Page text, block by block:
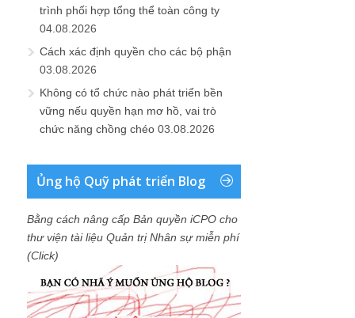
trình phối hợp tổng thể toàn công ty
04.08.2026
Cách xác định quyền cho các bộ phận
03.08.2026
Không có tổ chức nào phát triển bền
vững nếu quyền hạn mơ hồ, vai trò
chức năng chồng chéo 03.08.2026
Ủng hộ Quỹ phát triển Blog
Bằng cách nâng cấp Bản quyền iCPO cho
thư viện tài liệu Quản trị Nhân sự miễn phí
(Click)